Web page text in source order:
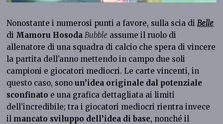
Nonostante i numerosi punti a favore, sulla scia diBelle
di Mamoru Hosoda Bubble assume il ruolo di
allenatore di una squadra di calcio che spera di vincere
la partita dell’anno mettendo in campo due soli
campioni e giocatori mediocri. Le carte vincenti, in
questo caso, sonoun’idea originale dal potenziale
sconfinato e una grafica dettagliata ai limiti
dell’incredibile; tra i giocatori mediocri rientra invece
il mancato sviluppo dell’idea di base, nonché il